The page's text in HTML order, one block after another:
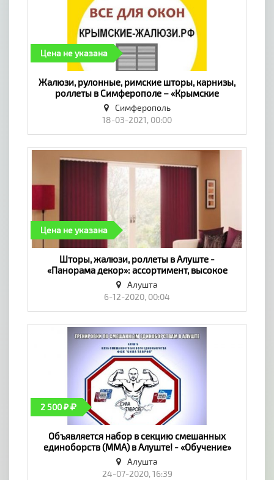
Цена не указана
​Жалюзи, рулонные, римские шторы, карнизы,
роллеты в Симферополе – «Крымские
жалюзи.рф». Качество! - «Окна, двери,
балконы»
Симферополь
18-03-2021, 00:00
Цена не указана
​Шторы, жалюзи, роллеты в Алуште -
«Панорама декор»: ассортимент, высокое
качество! - «Окна, двери, балконы»
Алушта
6-12-2020, 00:04
2 500 ₽
Объявляется набор в секцию смешанных
единоборств (ММА) в Алуште! - «Обучение»
Алушта
24-07-2020, 16:39